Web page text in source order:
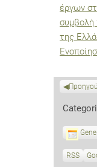
έργων
συμβολή
της
RSS
S